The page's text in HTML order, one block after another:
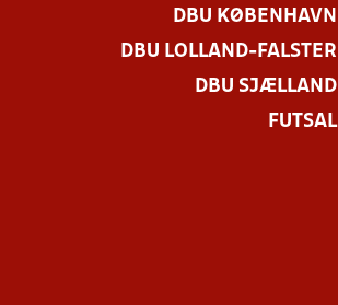
DBU KØBENHAVN
DBU LOLLAND-FALSTER
DBU SJÆLLAND
FUTSAL